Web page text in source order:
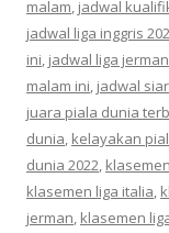
malam, jadwal
jadwal liga inggris
ini, jadwal liga jerman
malam ini, jadwal
juara piala dunia
dunia, kelayakan
dunia 2022,
klasemen liga italia,
jerman, klasemen